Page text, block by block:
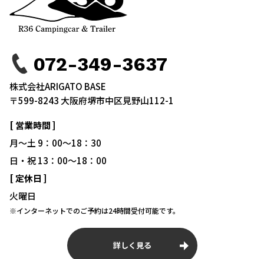
072-349-3637
株式会社ARIGATO BASE
〒599-8243 大阪府堺市中区見野山112-1
[ 営業時間 ]
月～土 9：00～18：30
日・祝 13：00～18：00
[ 定休日 ]
火曜日
※インターネットでのご予約は24時間受付可能です。
詳しく見る